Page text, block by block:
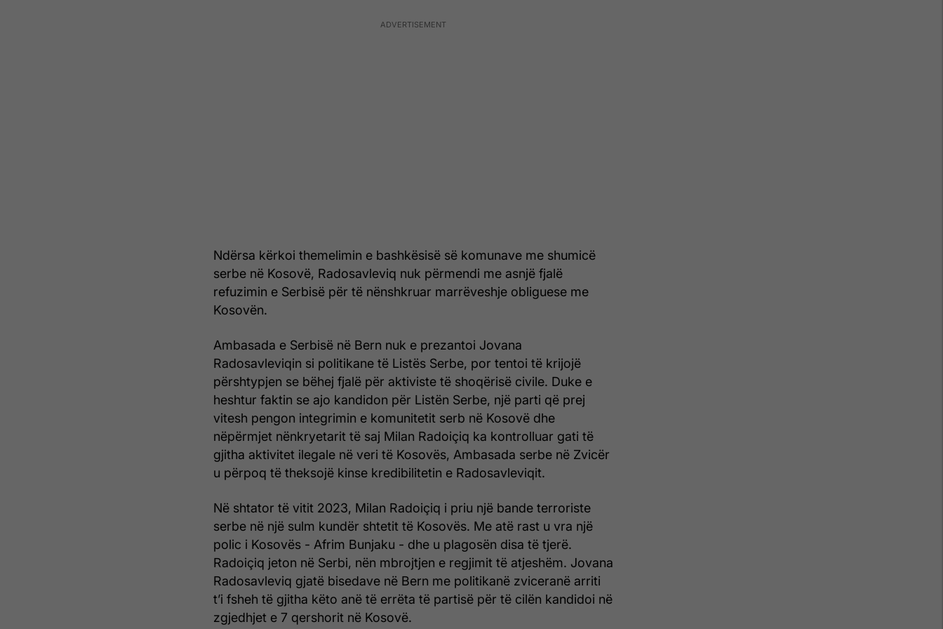
Ndërsa kërkoi themelimin e bashkësisë së komunave me shumicë
serbe në Kosovë, Radosavleviq nuk përmendi me asnjë fjalë
refuzimin e Serbisë për të nënshkruar marrëveshje obliguese me
Kosovën.
Ambasada e Serbisë në Bern nuk e prezantoi Jovana
Radosavleviqin si politikane të Listës Serbe, por tentoi të krijojë
përshtypjen se bëhej fjalë për aktiviste të shoqërisë civile. Duke e
heshtur faktin se ajo kandidon për Listën Serbe, një parti që prej
vitesh pengon integrimin e komunitetit serb në Kosovë dhe
nëpërmjet nënkryetarit të saj Milan Radoiçiq ka kontrolluar gati të
gjitha aktivitet ilegale në veri të Kosovës, Ambasada serbe në Zvicër
u përpoq të theksojë kinse kredibilitetin e Radosavleviqit.
Në shtator të vitit 2023, Milan Radoiçiq i priu një bande terroriste
serbe në një sulm kundër shtetit të Kosovës. Me atë rast u vra një
polic i Kosovës - Afrim Bunjaku - dhe u plagosën disa të tjerë.
Radoiçiq jeton në Serbi, nën mbrojtjen e regjimit të atjeshëm. Jovana
Radosavleviq gjatë bisedave në Bern me politikanë zviceranë arriti
t’i fsheh të gjitha këto anë të errëta të partisë për të cilën kandidoi në
zgjedhjet e 7 qershorit në Kosovë.